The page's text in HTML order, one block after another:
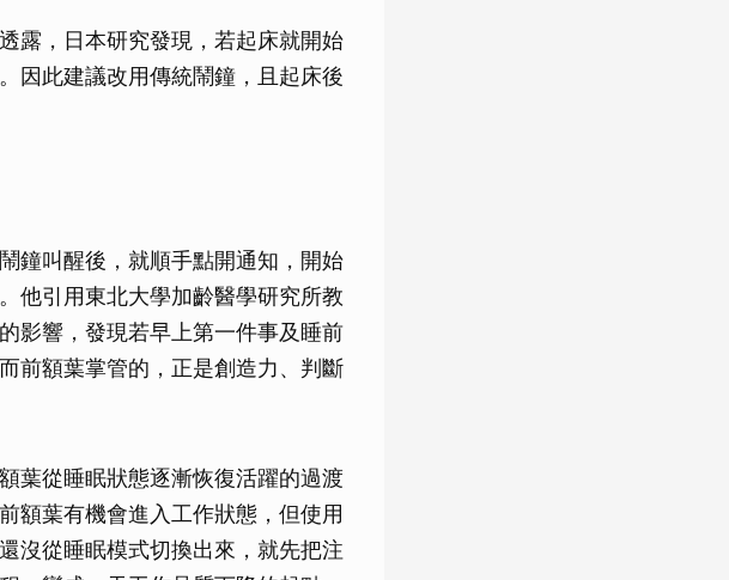
露，日本研究發現，若起床就開始
因此建議改用傳統鬧鐘，且起床後
鐘叫醒後，就順手點開通知，開始
他引用東北大學加齡醫學研究所教
影響，發現若早上第一件事及睡前
前額葉掌管的，正是創造力、判斷
葉從睡眠狀態逐漸恢復活躍的過渡
額葉有機會進入工作狀態，但使用
沒從睡眠模式切換出來，就先把注